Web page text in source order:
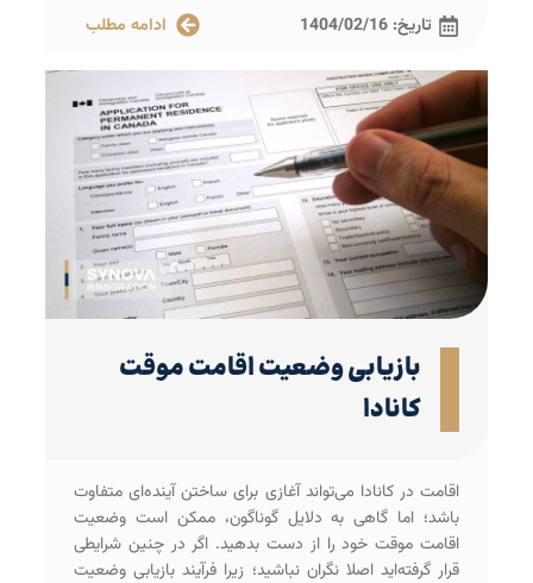
تاریخ: 1404/02/16 ادامه مطلب
بازیابی وضعیت اقامت موقت
کانادا
اقامت در کانادا می‌تواند آغازی برای ساختن آینده‌ای متفاوت
باشد؛ اما گاهی به دلایل گوناگون، ممکن است وضعیت
اقامت موقت خود را از دست بدهید. اگر در چنین شرایطی
قرار گرفته‌اید اصلا نگران نباشید؛ زیرا فرآیند بازیابی وضعیت